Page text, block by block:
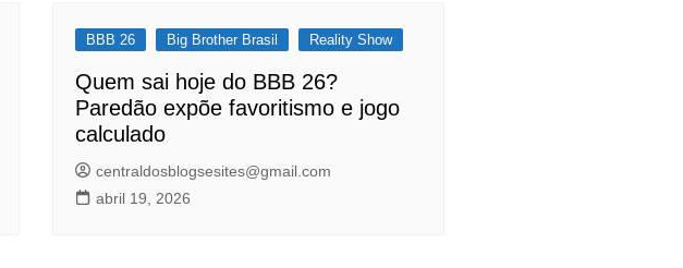
BBB 26 Big Brother Brasil Reality Show
Quem sai hoje do BBB 26?
Paredão expõe favoritismo e jogo
calculado
centraldosblogsesites@gmail.com
abril 19, 2026